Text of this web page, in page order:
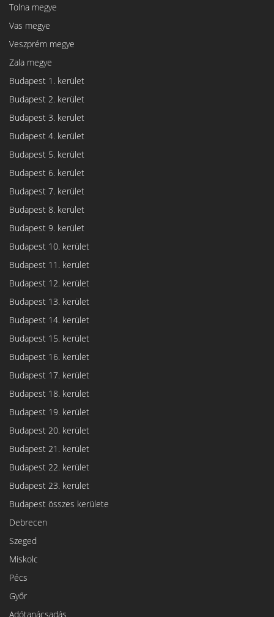
Tolna megye
Vas megye
Veszprém megye
Zala megye
Budapest 1. kerület
Budapest 2. kerület
Budapest 3. kerület
Budapest 4. kerület
Budapest 5. kerület
Budapest 6. kerület
Budapest 7. kerület
Budapest 8. kerület
Budapest 9. kerület
Budapest 10. kerület
Budapest 11. kerület
Budapest 12. kerület
Budapest 13. kerület
Budapest 14. kerület
Budapest 15. kerület
Budapest 16. kerület
Budapest 17. kerület
Budapest 18. kerület
Budapest 19. kerület
Budapest 20. kerület
Budapest 21. kerület
Budapest 22. kerület
Budapest 23. kerület
Budapest összes kerülete
Debrecen
Szeged
Miskolc
Pécs
Győr
Adótanácsadás